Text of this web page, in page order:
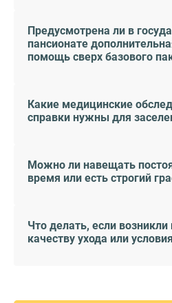
Предусмотрена ли в
пансионате
помощь сверх базового
Какие медицинские
справки нужны для
Можно ли навещать
время или есть строгий
Что делать, если возникли
качеству ухода или